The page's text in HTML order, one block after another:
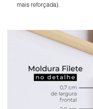
mais reforçada).